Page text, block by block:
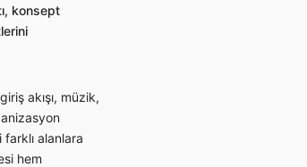
konsept
akışı, müzik,
alanlara
hem